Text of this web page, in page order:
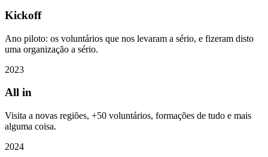
Kickoff
Ano piloto: os voluntários que nos levaram a sério, e fizeram disto
uma organização a sério.
2023
All in
Visita a novas regiões, +50 voluntários, formações de tudo e mais
alguma coisa.
2024